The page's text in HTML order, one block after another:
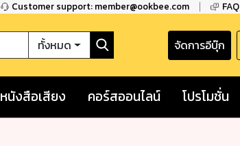
Customer support: member@ookbee.com FAQ
ทั้งหมด จัดการอีบุ๊ก
หนังสือเสียง คอร์สออนไลน์ โปรโมชั่น